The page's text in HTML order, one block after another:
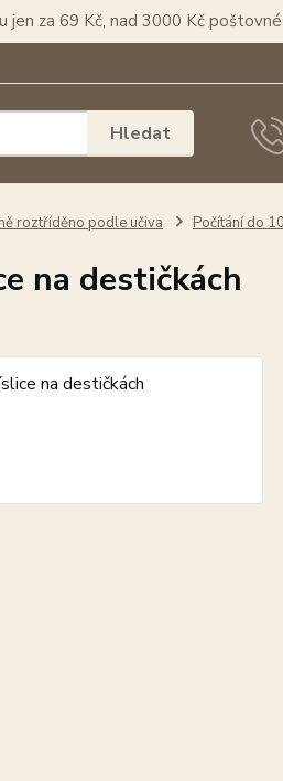
jen za 69 Kč, nad 3000 Kč
Hledat
roztříděno podle učiva Počítání do 10
na destičkách